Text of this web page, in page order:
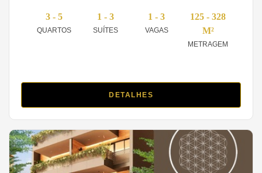
3 - 5
QUARTOS
1 - 3
SUÍTES
1 - 3
VAGAS
125 - 328
M²
METRAGEM
DETALHES